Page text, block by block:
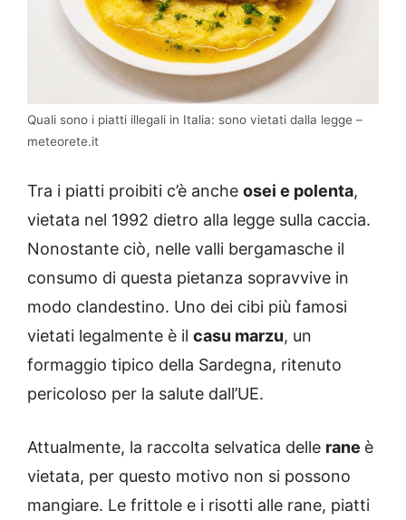
Quali sono i piatti illegali in Italia: sono vietati dalla legge –
meteorete.it
Tra i piatti proibiti c’è anche osei e polenta,
vietata nel 1992 dietro alla legge sulla caccia.
Nonostante ciò, nelle valli bergamasche il
consumo di questa pietanza sopravvive in
modo clandestino. Uno dei cibi più famosi
vietati legalmente è il casu marzu, un
formaggio tipico della Sardegna, ritenuto
pericoloso per la salute dall’UE.
Attualmente, la raccolta selvatica delle rane è
vietata, per questo motivo non si possono
mangiare. Le frittole e i risotti alle rane, piatti